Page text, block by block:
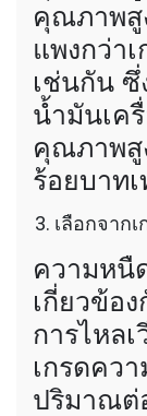
คุณภาพสู
แพงกว่า
เช่นกัน ซึ่
น้ำมันเค
คุณภาพสู
ร้อยบาท
เลือกจาก
ความหนื
เกี่ยวข้อ
การไหล
เกรดคว
ปริมาณต่